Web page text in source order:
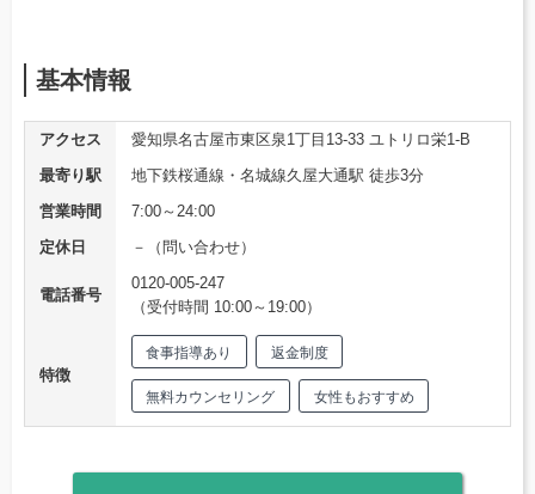
基本情報
アクセス
愛知県名古屋市東区泉1丁目13-33 ユトリロ栄1-B
最寄り駅
地下鉄桜通線・名城線久屋大通駅 徒歩3分
営業時間
7:00～24:00
定休日
－（問い合わせ）
電話番号
0120-005-247
（受付時間 10:00～19:00）
特徴
食事指導あり 返金制度
無料カウンセリング 女性もおすすめ